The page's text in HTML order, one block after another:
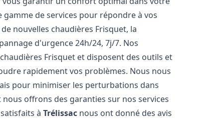
de services pour répondre à vos
nouvelles chaudières Frisquet, la
d'urgence 24h/24, 7j/7. Nos
Frisquet et disposent des outils et
rapidement vos problèmes. Nous nous
pour minimiser les perturbations dans
offrons des garanties sur nos services
àTrélissac nous ont donné des avis